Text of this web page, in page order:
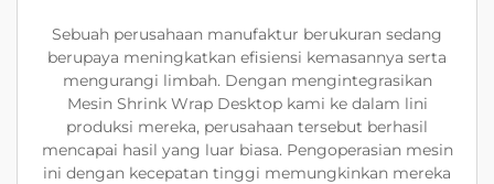
Sebuah perusahaan manufaktur berukuran sedang
berupaya meningkatkan efisiensi kemasannya serta
mengurangi limbah. Dengan mengintegrasikan
Mesin Shrink Wrap Desktop kami ke dalam lini
produksi mereka, perusahaan tersebut berhasil
mencapai hasil yang luar biasa. Pengoperasian mesin
ini dengan kecepatan tinggi memungkinkan mereka